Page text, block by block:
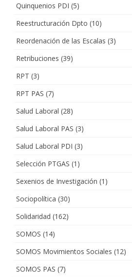
Quinquenios PDI (5)
Reestructuración Dpto (10)
Reordenación de las Escalas (3)
Retribuciones (39)
RPT (3)
RPT PAS (7)
Salud Laboral (28)
Salud Laboral PAS (3)
Salud Laboral PDI (3)
Selección PTGAS (1)
Sexenios de Investigación (1)
Sociopolítica (30)
Solidaridad (162)
SOMOS (14)
SOMOS Movimientos Sociales (12)
SOMOS PAS (7)